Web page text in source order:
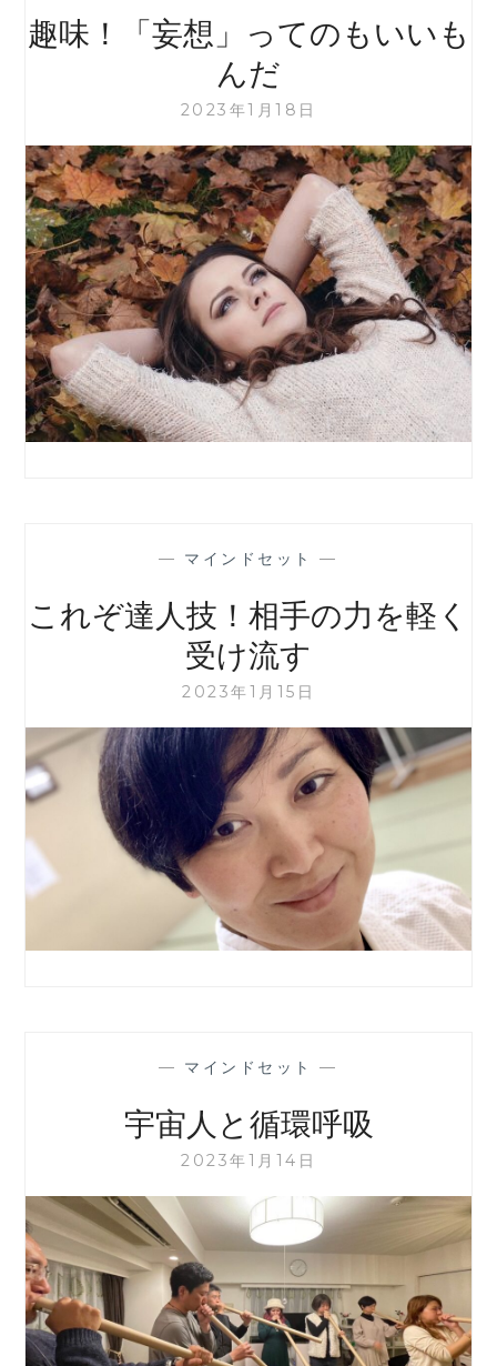
趣味！「妄想」ってのもいいも
んだ
2023年1月18日
— マインドセット —
これぞ達人技！相手の力を軽く
受け流す
2023年1月15日
— マインドセット —
宇宙人と循環呼吸
2023年1月14日